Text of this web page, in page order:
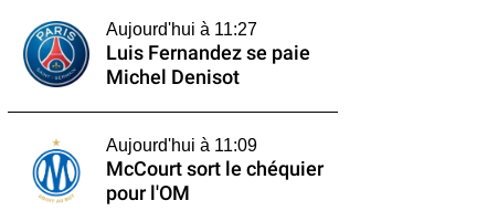
Aujourd'hui à 11:27
Luis Fernandez se paie
Michel Denisot
Aujourd'hui à 11:09
McCourt sort le chéquier
pour l'OM